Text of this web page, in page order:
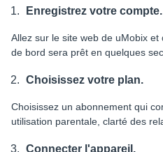
Enregistrez votre compte.
Allez sur le site web de uMobix
de bord sera prêt en quelques
Choisissez votre plan.
Choisissez un abonnement qui
utilisation parentale, clarté des
Connecter l'appareil.